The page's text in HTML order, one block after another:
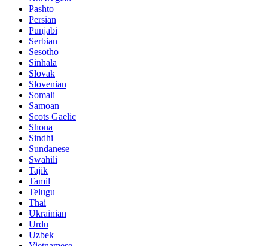
Pashto
Persian
Punjabi
Serbian
Sesotho
Sinhala
Slovak
Slovenian
Somali
Samoan
Scots Gaelic
Shona
Sindhi
Sundanese
Swahili
Tajik
Tamil
Telugu
Thai
Ukrainian
Urdu
Uzbek